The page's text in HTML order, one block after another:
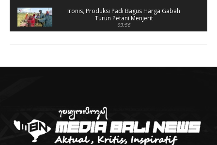
Ironis, Produksi Padi Bagus Harga Gabah
Turun Petani Menjerit
03:56
Polres Jembrana Bekuk Pelaku Pencurian
Ungkap Penyebab Kebakaran Pasar Lelateng,
Polda Bali Terjunkan Tim Labfor
02:57